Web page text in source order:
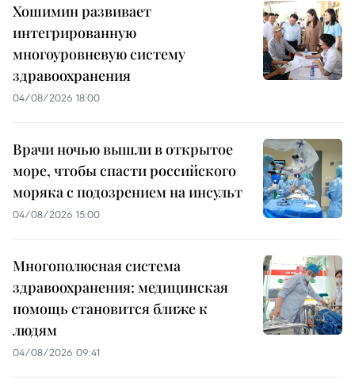
Хошимин развивает
интегрированную
многоуровневую систему
здравоохранения
04/08/2026 18:00
Врачи ночью вышли в открытое
море, чтобы спасти российского
моряка с подозрением на инсульт
04/08/2026 15:00
Многополюсная система
здравоохранения: медицинская
помощь становится ближе к
людям
04/08/2026 09:41